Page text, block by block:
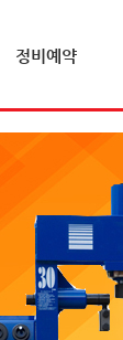
정비예약